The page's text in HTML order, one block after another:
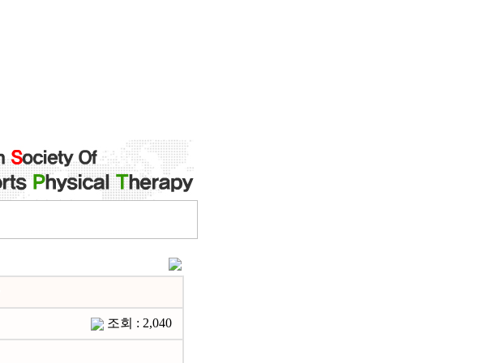
조회 : 2,040